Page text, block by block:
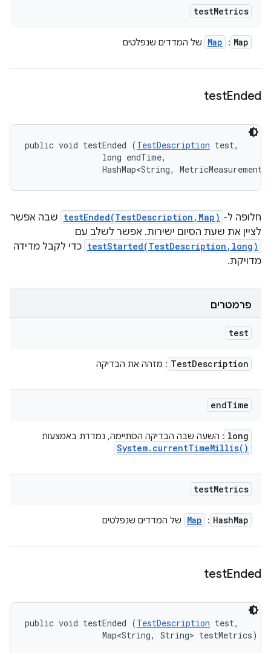
testMetrics
Map
:
Map של המדדים שנפלטים
testEnded
public void testEnded (TestDescription test,
                long endTime,
HashMap<String,
חלופה ל- testEnded(TestDescription,Map) שבה אפשר
לציין את שעת הסיום ישירות. אפשר לשלב עם
testStarted(TestDescription,long) כדי לקבל מדידה
מדויקת.
פרמטרים
test
TestDescription : מזהה את הבדיקה
endTime
long : השעה שבה הבדיקה הסתיימה, נמדדת באמצעות
System. currentTimeMillis( )
testMetrics
HashMap
:
Map של המדדים שנפלטים
testEnded
public void testEnded (TestDescription test,
                Map<String, String> testMetrics)